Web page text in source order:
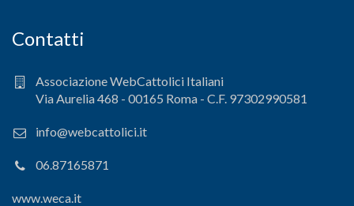
Contatti
Associazione WebCattolici Italiani
Via Aurelia 468 - 00165 Roma - C.F. 97302990581
info@webcattolici.it
06.87165871
www.weca.it